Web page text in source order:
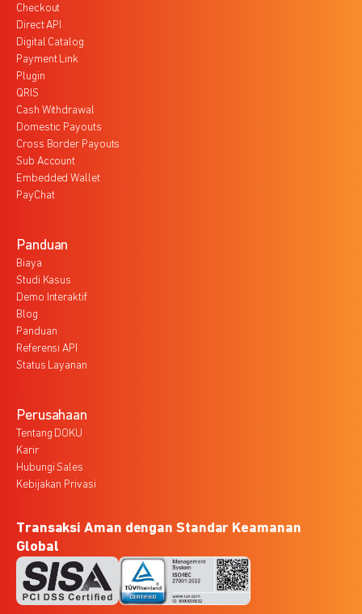
Checkout
Direct API
Digital Catalog
Payment Link
Plugin
QRIS
Cash Withdrawal
Domestic Payouts
Cross Border Payouts
Sub Account
Embedded Wallet
PayChat
Panduan
Biaya
Studi Kasus
Demo Interaktif
Blog
Panduan
Referensi API
Status Layanan
Perusahaan
Tentang DOKU
Karir
Hubungi Sales
Kebijakan Privasi
Transaksi Aman dengan Standar Keamanan
Global